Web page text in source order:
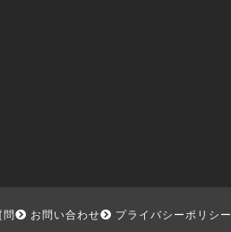
問 お問い合わせ プライバシーポリシー